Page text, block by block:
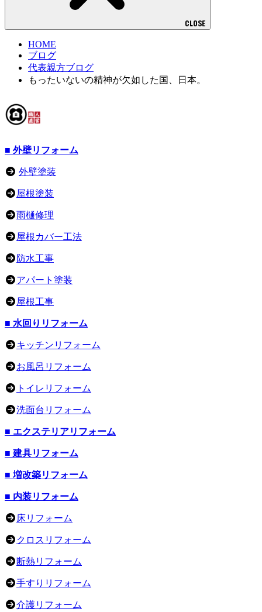
CLOSE
HOME
ブログ
代表親方ブログ
もったいないの精神が欠如した国、日本。
■ 外壁リフォーム
外壁塗装
屋根塗装
雨樋修理
屋根カバー工法
防水工事
アパート塗装
屋根工事
■ 水回りリフォーム
キッチンリフォーム
お風呂リフォーム
トイレリフォーム
洗面台リフォーム
■ エクステリアリフォーム
■ 建具リフォーム
■ 増改築リフォーム
■ 内装リフォーム
床リフォーム
クロスリフォーム
断熱リフォーム
手すりリフォーム
介護リフォーム